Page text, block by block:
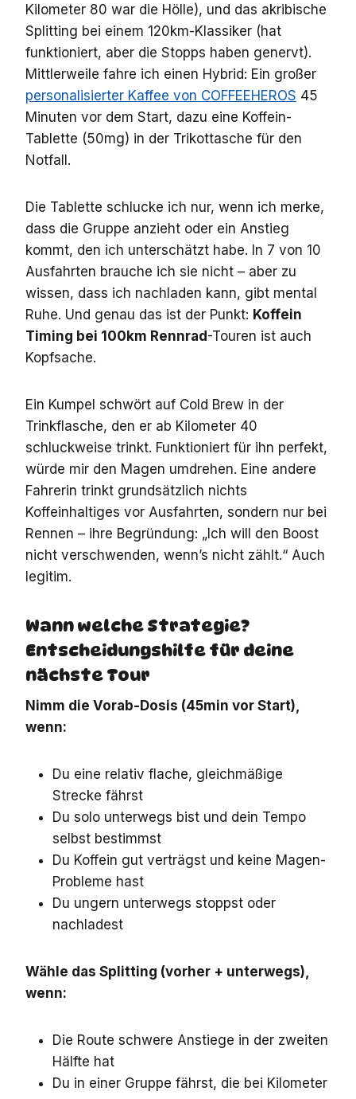
Kilometer 80 war die Hölle), und das akribische
Splitting bei einem 120km-Klassiker (hat
funktioniert, aber die Stopps haben genervt).
Mittlerweile fahre ich einen Hybrid: Ein großer
personalisierter Kaffee von COFFEEHEROS 45
Minuten vor dem Start, dazu eine Koffein-
Tablette (50mg) in der Trikottasche für den
Notfall.
Die Tablette schlucke ich nur, wenn ich merke,
dass die Gruppe anzieht oder ein Anstieg
kommt, den ich unterschätzt habe. In 7 von 10
Ausfahrten brauche ich sie nicht – aber zu
wissen, dass ich nachladen kann, gibt mental
Ruhe. Und genau das ist der Punkt: Koffein
Timing bei 100km Rennrad-Touren ist auch
Kopfsache.
Ein Kumpel schwört auf Cold Brew in der
Trinkflasche, den er ab Kilometer 40
schluckweise trinkt. Funktioniert für ihn perfekt,
würde mir den Magen umdrehen. Eine andere
Fahrerin trinkt grundsätzlich nichts
Koffeinhaltiges vor Ausfahrten, sondern nur bei
Rennen – ihre Begründung: „Ich will den Boost
nicht verschwenden, wenn’s nicht zählt.“ Auch
legitim.
Wann welche Strategie?
Entscheidungshilfe für deine
nächste Tour
Nimm die Vorab-Dosis (45min vor Start),
wenn:
Du eine relativ flache, gleichmäßige
Strecke fährst
Du solo unterwegs bist und dein Tempo
selbst bestimmst
Du Koffein gut verträgst und keine Magen-
Probleme hast
Du ungern unterwegs stoppst oder
nachladest
Wähle das Splitting (vorher + unterwegs),
wenn:
Die Route schwere Anstiege in der zweiten
Hälfte hat
Du in einer Gruppe fährst, die bei Kilometer